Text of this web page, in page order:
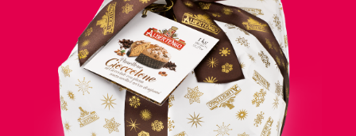
VISUALIZZA